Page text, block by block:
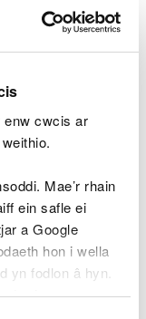
enw cwcis ar
Mae’r rhain
ein safle ei
a Google
hon i wella
yn fodlon â hyn.
dewis.
ar
Cynefinoedd
yn
felly
a nodwyd yn
ar y dirwedd a’r
terfynol
a